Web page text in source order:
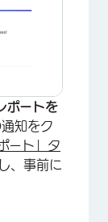
レポートを
知をク
ート」タ
、事前に